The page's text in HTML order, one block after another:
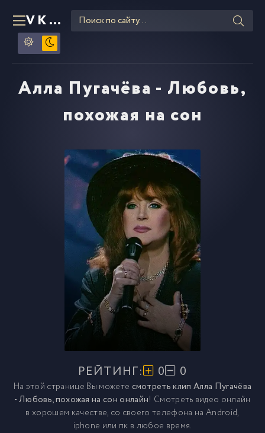
VKLIPE RU
Алла Пугачёва - Любовь,
похожая на сон
РЕЙТИНГ: 0 0
На этой странице Вы можете смотреть клип Алла Пугачёва
- Любовь, похожая на сон онлайн! Смотреть видео онлайн
в хорошем качестве, со своего телефона на Android,
iphone или пк в любое время.